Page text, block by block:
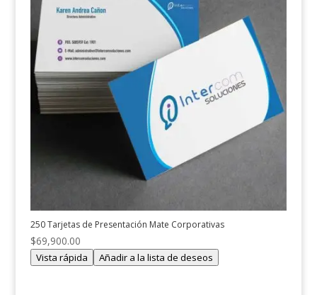
250 Tarjetas de Presentación Mate Corporativas
$69,900.00
Vista rápida Añadir a la lista de deseos